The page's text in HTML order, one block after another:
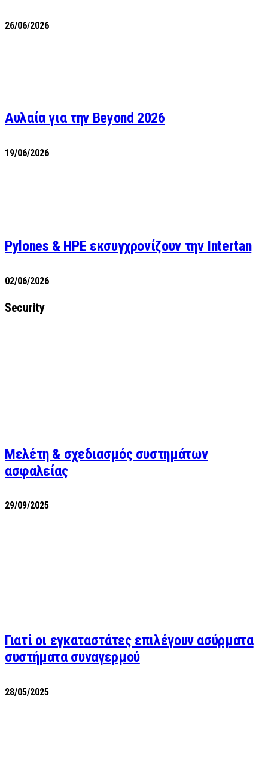
26/06/2026
Αυλαία για την Beyond 2026
19/06/2026
Pylones & HPE εκσυγχρονίζουν την Intertan
02/06/2026
Security
Μελέτη & σχεδιασμός συστημάτων
ασφαλείας
29/09/2025
Γιατί οι εγκαταστάτες επιλέγουν ασύρματα
συστήματα συναγερμού
28/05/2025